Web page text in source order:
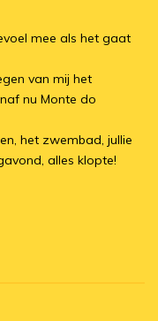
mee als het gaat
van mij het
nu Monte do
het zwembad, jullie
alles klopte!